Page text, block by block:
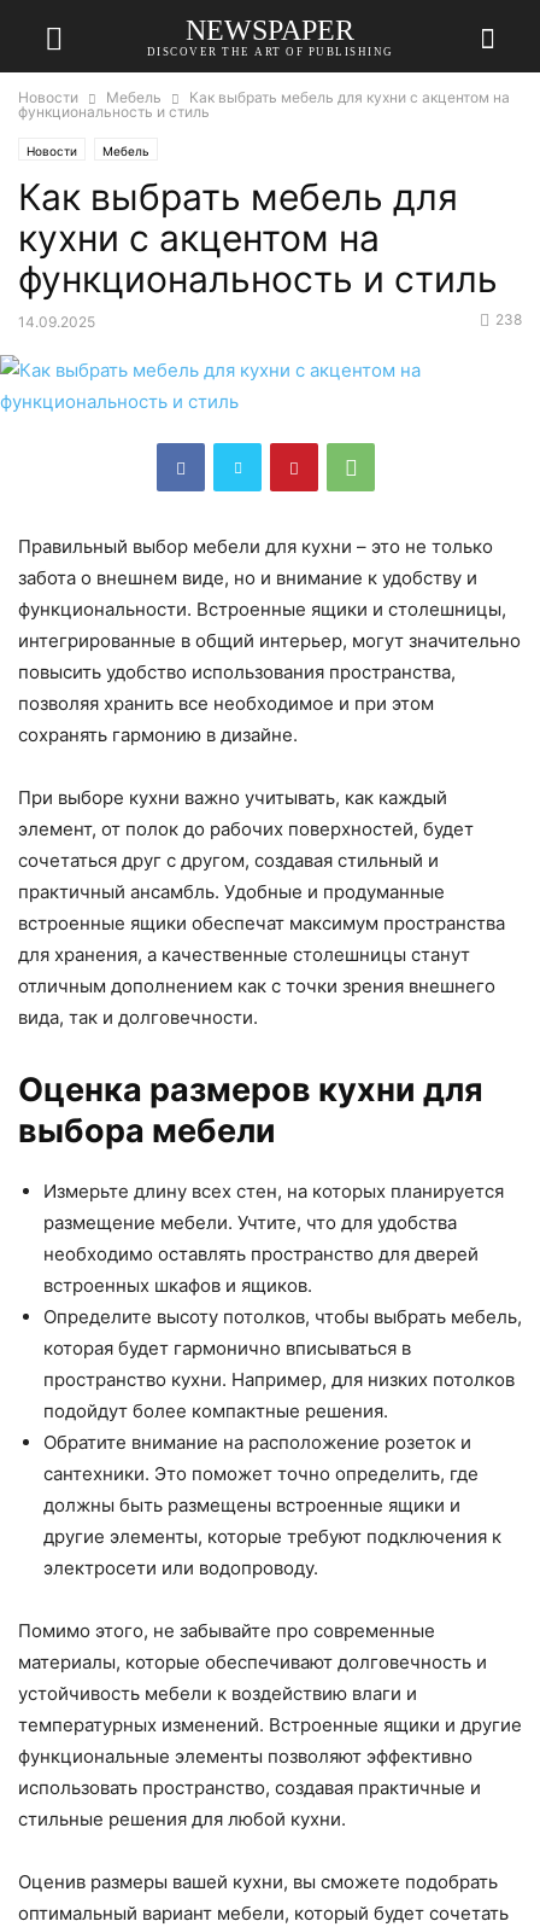
NEWSPAPER
DISCOVER THE ART OF PUBLISHING
Новости Мебель
Как выбрать мебель для кухни с акцентом на
функциональность и стиль
Новости Мебель
Как выбрать мебель для
кухни с акцентом на
функциональность и стиль
14.09.2025 238
Правильный выбор мебели для кухни – это не только
забота о внешнем виде, но и внимание к удобству и
функциональности. Встроенные ящики и столешницы,
интегрированные в общий интерьер, могут значительно
повысить удобство использования пространства,
позволяя хранить все необходимое и при этом
сохранять гармонию в дизайне.
При выборе кухни важно учитывать, как каждый
элемент, от полок до рабочих поверхностей, будет
сочетаться друг с другом, создавая стильный и
практичный ансамбль. Удобные и продуманные
встроенные ящики обеспечат максимум пространства
для хранения, а качественные столешницы станут
отличным дополнением как с точки зрения внешнего
вида, так и долговечности.
Оценка размеров кухни для
выбора мебели
Измерьте длину всех стен, на которых планируется
размещение мебели. Учтите, что для удобства
необходимо оставлять пространство для дверей
встроенных шкафов и ящиков.
Определите высоту потолков, чтобы выбрать мебель,
которая будет гармонично вписываться в
пространство кухни. Например, для низких потолков
подойдут более компактные решения.
Обратите внимание на расположение розеток и
сантехники. Это поможет точно определить, где
должны быть размещены встроенные ящики и
другие элементы, которые требуют подключения к
электросети или водопроводу.
Помимо этого, не забывайте про современные
материалы, которые обеспечивают долговечность и
устойчивость мебели к воздействию влаги и
температурных изменений. Встроенные ящики и другие
функциональные элементы позволяют эффективно
использовать пространство, создавая практичные и
стильные решения для любой кухни.
Оценив размеры вашей кухни, вы сможете подобрать
оптимальный вариант мебели, который будет сочетать